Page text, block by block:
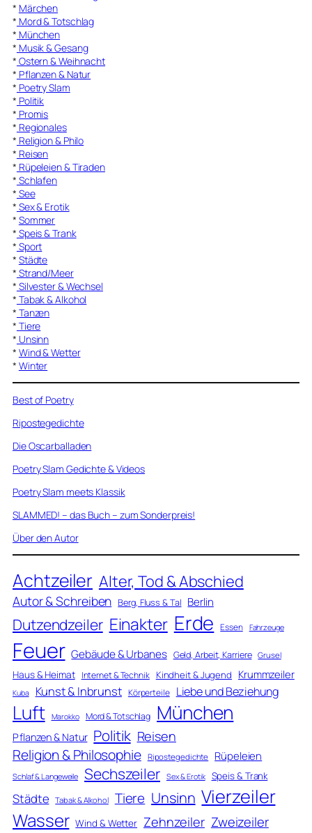
* Märchen
* Mord & Totschlag
* München
* Musik & Gesang
* Ostern & Weihnacht
* Pflanzen & Natur
* Poetry Slam
* Politik
* Promis
* Regionales
* Religion & Philo
* Reisen
* Rüpeleien & Tiraden
* Schlafen
* See
* Sex & Erotik
* Sommer
* Speis & Trank
* Sport
* Städte
* Strand/Meer
* Silvester & Wechsel
* Tabak & Alkohol
* Tanzen
* Tiere
* Unsinn
* Wind & Wetter
* Winter
Best of Poetry
Ripostegedichte
Die Oscarballaden
Poetry Slam Gedichte & Videos
Poetry Slam meets Klassik
SLAMMED! – das Buch – zum Sonderpreis!
Über den Autor
Achtzeiler Alter, Tod & Abschied
Autor & Schreiben Berg, Fluss & Tal Berlin
Dutzendzeiler Einakter Erde Essen Fahrzeuge
Feuer Gebäude & Urbanes Geld, Arbeit, Karriere Grusel
Haus & Heimat Internet & Technik Kindheit & Jugend Krummzeiler
Kuba Kunst & Inbrunst Körperteile Liebe und Beziehung
Luft Marokko Mord & Totschlag München
Pflanzen & Natur Politik Reisen
Religion & Philosophie Ripostegedichte Rüpeleien
Schlaf & Langeweile Sechszeiler Sex & Erotik Speis & Trank
Städte Tabak & Alkohol Tiere Unsinn Vierzeiler
Wasser Wind & Wetter Zehnzeiler Zweizeiler